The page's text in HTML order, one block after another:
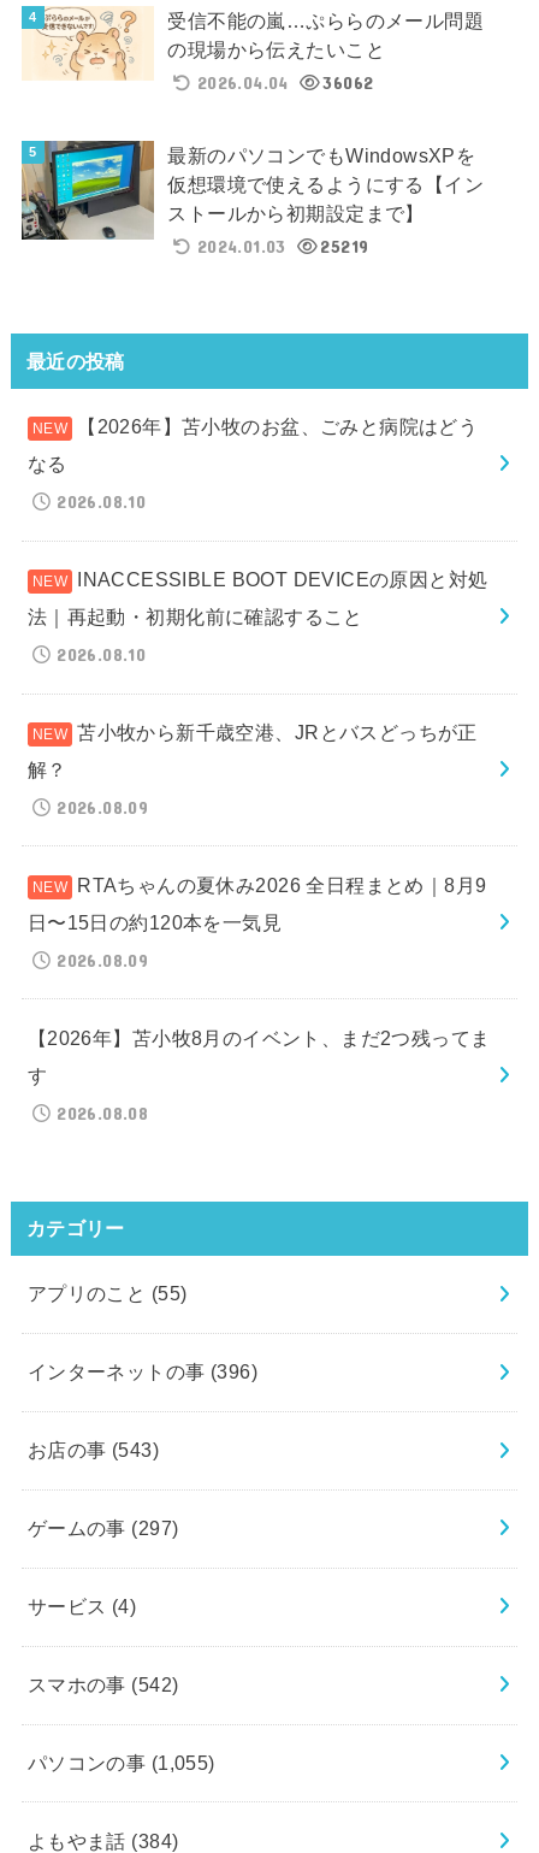
受信不能の嵐…ぷららのメール問題
の現場から伝えたいこと
2026.04.04
36062
最新のパソコンでもWindowsXPを
仮想環境で使えるようにする【イン
ストールから初期設定まで】
2024.01.03
25219
最近の投稿
【2026年】苫小牧のお盆、ごみと病院はどう
なる
2026.08.10
INACCESSIBLE BOOT DEVICEの原因と対処
法｜再起動・初期化前に確認すること
2026.08.10
苫小牧から新千歳空港、JRとバスどっちが正
解？
2026.08.09
RTAちゃんの夏休み2026 全日程まとめ｜8月9
日〜15日の約120本を一気見
2026.08.09
【2026年】苫小牧8月のイベント、まだ2つ残ってま
す
2026.08.08
カテゴリー
アプリのこと (55)
インターネットの事 (396)
お店の事 (543)
ゲームの事 (297)
サービス (4)
スマホの事 (542)
パソコンの事 (1,055)
よもやま話 (384)